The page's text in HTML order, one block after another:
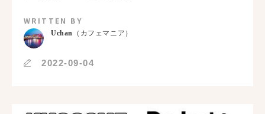
WRITTEN BY
Uchan （カフェマニア）
2022-09-04